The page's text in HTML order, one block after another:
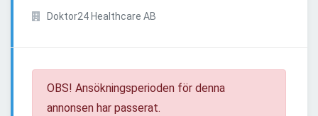
Doktor24 Healthcare AB
OBS! Ansökningsperioden för denna
annonsen har passerat.